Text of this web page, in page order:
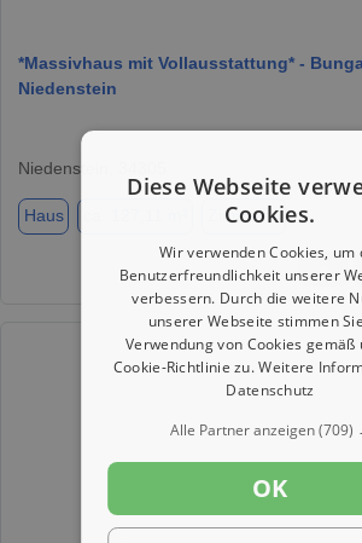
*Massivhaus mit Vollausstattung* -
Niedenstein
Niedenstein, 34305
Haus Zimmer 4
★
Diese Webseite
Cookies.
Wir verwenden Cookies, um
Benutzerfreundlichkeit unserer
verbessern. Durch die weitere
unserer Webseite stimmen
Verwendung von Cookies gemäß
Cookie-Richtlinie zu.Weitere
Datenschutz
Alle Partner anzeigen(709)
OK